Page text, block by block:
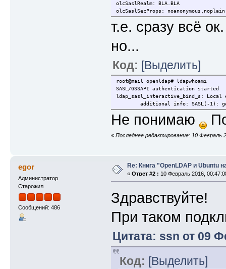
olcSaslRealm: BLA.BLA
olcSaslSecProps: noanonymous,noplain
т.е. сразу всё ок.
но...
Код: [Выделить]
root@mail openldap# ldapwhoami
SASL/GSSAPI authentication started
ldap_sasl_interactive_bind_s:
additional info: SASL(-1): generic
Не понимаю
« Последнее редактирование: 10 Февраль
egor
Администратор
Старожил
Сообщений: 486
Re: Книга "OpenLDAP и Ubuntu
« Ответ #2 : 10 Февраль 2016,
Здравствуйте!
При таком
Цитата: ssn от 09
Код: [Выделить]